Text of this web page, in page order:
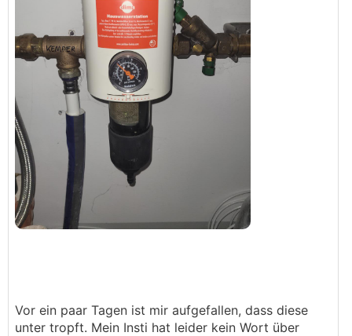
Vor ein paar Tagen ist mir aufgefallen, dass diese
unter tropft. Mein Insti hat leider kein Wort über